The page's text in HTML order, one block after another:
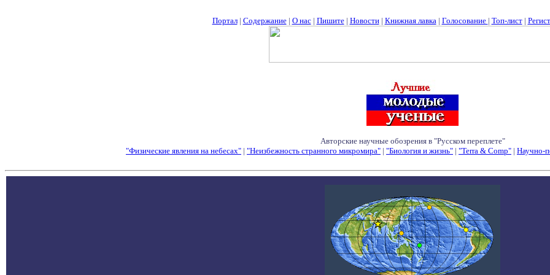
Портал| Содержание| О нас| Пишите| Новости| Книжная лавка| Голосование | Топ-лист|
Авторские научные обозрения в "Русском переплете"
"Физические явления на небесах" | "Неизбежность странного микромира" | "Биология и жизнь" | "Terra & Comp" | Научно-